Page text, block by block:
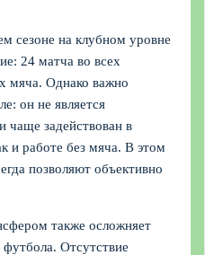
сезоне на клубном уровне
24 матча во всех
мяча. Однако важно
он не является
чаще задействован в
и работе без мяча. В этом
позволяют объективно
также осложняет
Отсутствие